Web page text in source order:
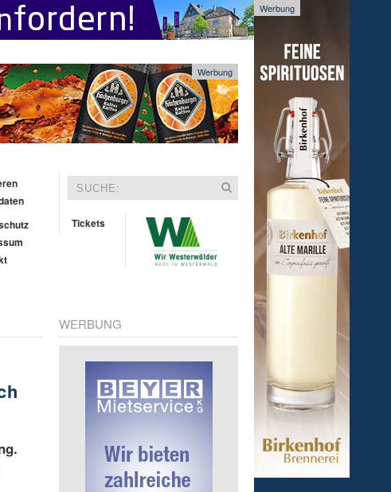
Werbung
Werbung
Tickets
WERBUNG